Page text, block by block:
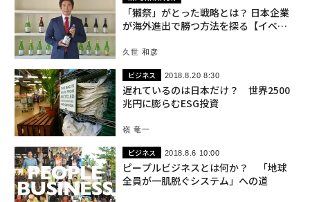
「獺祭」がとった戦略とは？ 日本企業
が海外進出で勝つ方法を探る【イベン
久世 和彦
ビジネス 2018.8.20 8:30
遅れているのは日本だけ？ 世界2500
兆円に膨らむESG投資
嶺 竜一
ビジネス 2018.8.6 10:00
ピープルビジネスとは何か？ 「地球
全員が一肌脱ぐシステム」への道